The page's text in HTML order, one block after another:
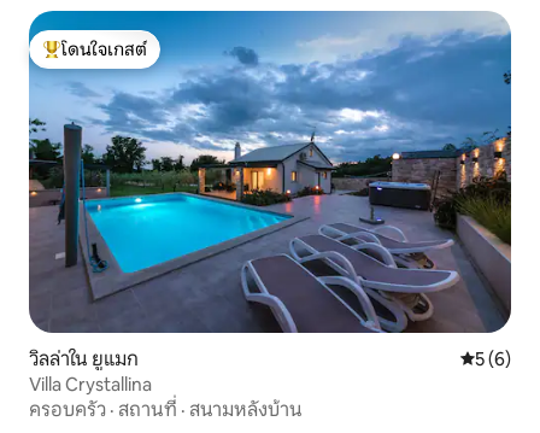
โดนใจเกสต์ที่สุด
โดนใจเกสต์
วิลล่าใน ยูแมก คะแนนเฉ
5 (6)
Villa Crystallina
ครอบครัว · สถานที่ · สนามหลังบ้าน